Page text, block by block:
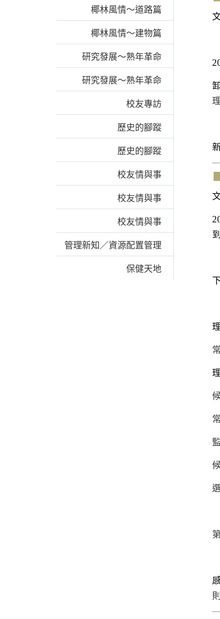
椰林風情～道路篇
椰林風情～建物篇
研究發展～熟年革命
研究發展～熟年革命
校友專訪
歷史的腳蹤
歷史的腳蹤
校友情與事
校友情與事
校友情與事
管理新知／資源配置管理
保健天地